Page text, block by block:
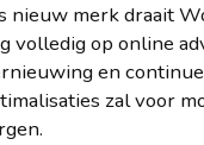
nieuw merk draait
volledig op online
en continue
zal voor